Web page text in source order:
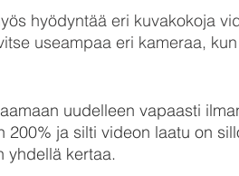
hyödyntää eri kuvakokoja
useampaa eri kameraa,
uudelleen vapaasti
ja silti videon laatu on
yhdellä kertaa.